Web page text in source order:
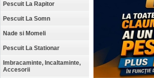
Pescuit La Rapitor
Pescuit La Somn
Nade si Momeli
Pescuit La Stationar
Imbracaminte, Incaltaminte,
Accesorii